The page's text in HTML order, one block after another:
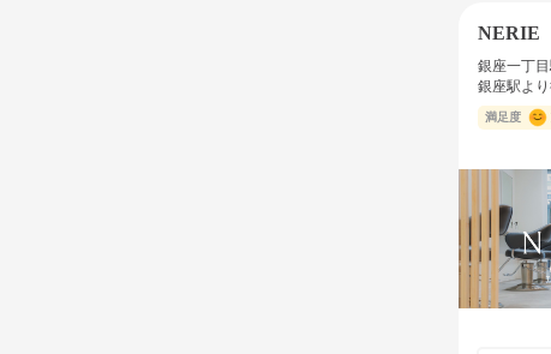
NERIE
銀座一丁
銀座駅よ
満足度